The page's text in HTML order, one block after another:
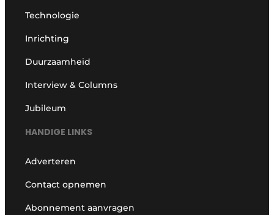
Technologie
Inrichting
Duurzaamheid
Interview & Columns
Jubileum
HANDIGE LINKS
Adverteren
Contact opnemen
Abonnement aanvragen